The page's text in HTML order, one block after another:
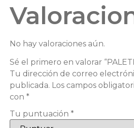
No hay valoraciones aún.
Sé el primero en valorar
Tu dirección de correo
publicada. Los campos
con *
Tu puntuación *